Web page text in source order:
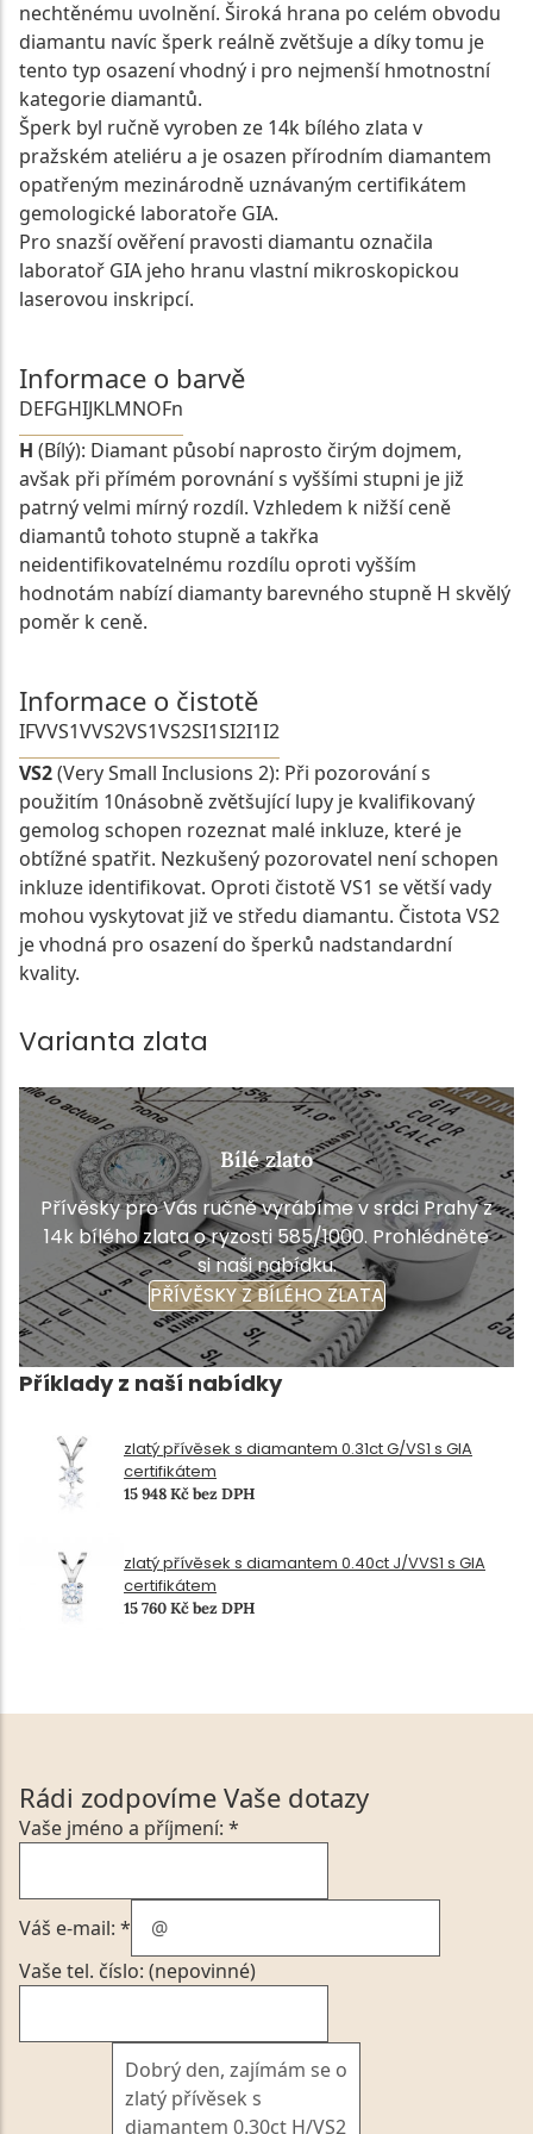
nechtěnému uvolnění. Široká hrana po celém obvodu
diamantu navíc šperk reálně zvětšuje a díky tomu je
tento typ osazení vhodný i pro nejmenší hmotnostní
kategorie diamantů.
Šperk byl ručně vyroben ze 14k bílého zlata v
pražském ateliéru a je osazen přírodním diamantem
opatřeným mezinárodně uznávaným certifikátem
gemologické laboratoře GIA.
Pro snazší ověření pravosti diamantu označila
laboratoř GIA jeho hranu vlastní mikroskopickou
laserovou inskripcí.
Informace o barvě
DEFGHIJKLMNOFn
H (Bílý): Diamant působí naprosto čirým dojmem,
avšak při přímém porovnání s vyššími stupni je již
patrný velmi mírný rozdíl. Vzhledem k nižší ceně
diamantů tohoto stupně a takřka
neidentifikovatelnému rozdílu oproti vyšším
hodnotám nabízí diamanty barevného stupně H skvělý
poměr k ceně.
Informace o čistotě
IFVVS1VVS2VS1VS2SI1SI2I1I2
VS2(Very Small Inclusions 2): Při pozorování s
použitím 10násobně zvětšující lupy je kvalifikovaný
gemolog schopen rozeznat malé inkluze, které je
obtížné spatřit. Nezkušený pozorovatel není schopen
inkluze identifikovat. Oproti čistotě VS1 se větší vady
mohou vyskytovat již ve středu diamantu. Čistota VS2
je vhodná pro osazení do šperků nadstandardní
kvality.
Varianta zlata
Bílé zlato
Přívěsky pro Vás ručně vyrábíme v srdci Prahy z
14k bílého zlata o ryzosti 585/1000. Prohlédněte
si naši nabídku.
PŘÍVĚSKY Z BÍLÉHO ZLATA
Příklady z naší nabídky
zlatý přívěsek s diamantem 0.31ct G/VS1 s GIA
certifikátem
15 948 Kč bez DPH
zlatý přívěsek s diamantem 0.40ct J/VVS1 s GIA
certifikátem
15 760 Kč bez DPH
Rádi zodpovíme Vaše dotazy
Vaše jméno a příjmení: *
Váš e-mail: *
Vaše tel. číslo: (nepovinné)